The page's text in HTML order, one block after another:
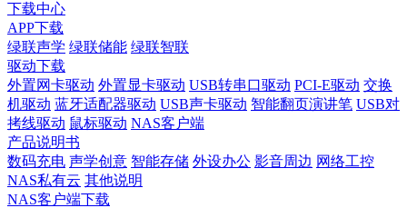
下载中心
APP下载
绿联声学 绿联储能 绿联智联
驱动下载
外置网卡驱动 外置显卡驱动 USB转串口驱动 PCI-E驱动 交换
机驱动 蓝牙适配器驱动 USB声卡驱动 智能翻页演讲笔 USB对
拷线驱动 鼠标驱动 NAS客户端
产品说明书
数码充电 声学创意 智能存储 外设办公 影音周边 网络工控
NAS私有云 其他说明
NAS客户端下载